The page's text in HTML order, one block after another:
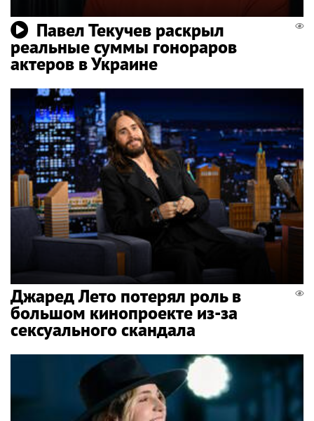
Павел Текучев раскрыл
реальные суммы гонораров
актеров в Украине
Джаред Лето потерял роль в
большом кинопроекте из-за
сексуального скандала